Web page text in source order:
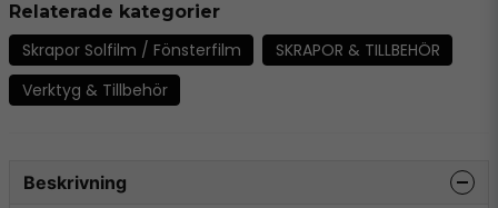
Relaterade kategorier
Skrapor Solfilm / Fönsterfilm
SKRAPOR & TILLBEHÖR
Verktyg & Tillbehör
Beskrivning